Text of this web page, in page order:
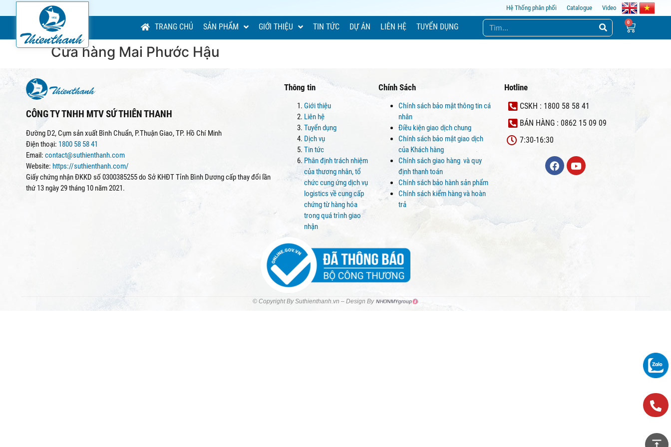
Hệ Thống phân phối Catalogue Video
TRANG CHỦ SẢN PHẨM GIỚI THIỆU TIN TỨC DỰ ÁN LIÊN HỆ TUYỂN DỤNG
Cửa hàng Mai Phước Hậu
CÔNG TY TNHH MTV SỨ THIÊN THANH
Đường D2, Cụm sản xuất Bình Chuẩn, P.Thuận Giao, TP. Hồ Chí Minh
Điện thoại: 1800 58 58 41
Email: contact@suthienthanh.com
Website: https://suthienthanh.com/
Giấy chứng nhận ĐKKD số 0300385255 do Sở KHĐT Tỉnh Bình Dương cấp thay đổi lần
thứ 13 ngày 29 tháng 10 năm 2021.
Thông tin
Giới thiệu
Liên hệ
Tuyển dụng
Dịch vụ
Tin tức
Phân định trách nhiệm
của thương nhân, tổ
chức cung ứng dịch vụ
logistics về cung cấp
chứng từ hàng hóa
trong quá trình giao
nhận
Chính Sách
Chính sách bảo mật thông tin cá
nhân
Điều kiện giao dịch chung
Chính sách bảo mật giao dịch
của Khách hàng
Chính sách giao hàng và quy
định thanh toán
Chính sách bảo hành sản phẩm
Chính sách kiểm hàng và hoàn
trả
Hotline
CSKH : 1800 58 58 41
BÁN HÀNG : 0862 15 09 09
7:30-16:30
© Copyright By Suthienthanh.vn – Design By